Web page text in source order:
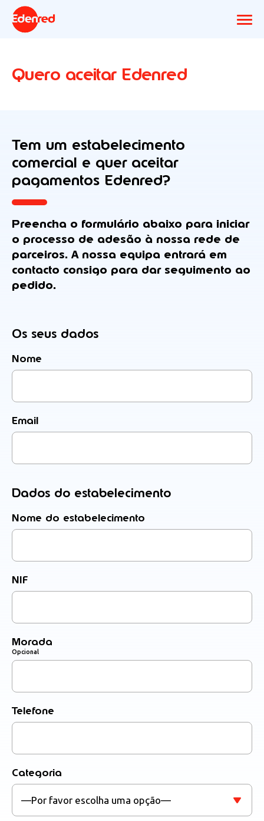
Quero aceitar Edenred
Tem um estabelecimento
comercial e quer aceitar
pagamentos Edenred?
Preencha o formulário abaixo para iniciar
o processo de adesão à nossa rede de
parceiros. A nossa equipa entrará em
contacto consigo para dar seguimento ao
pedido.
Os seus dados
Nome
Email
Dados do estabelecimento
Nome do estabelecimento
NIF
Morada
Opcional
Telefone
Categoria